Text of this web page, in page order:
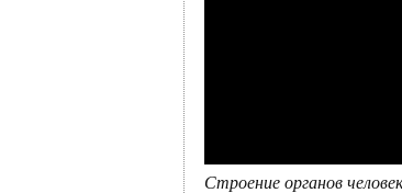
Строение органов